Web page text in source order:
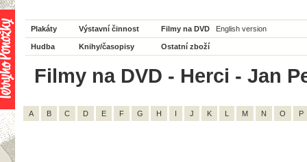
Plakáty Výstavní činnost Filmy na DVD English version
Hudba Knihy/časopisy Ostatní zboží
Filmy na DVD - Herci - Jan
A B C D E F G H I J K L M N O P